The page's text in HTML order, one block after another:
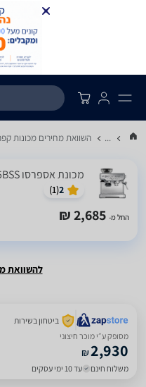
... השוואת מחירים מכונות
‏מכונת אספרסו Breville BES875BSS ברוויל
2
(
1
)
החל מ- 2,685 ₪
להשוואת
ביטחון בשירות
מסופק ע״י מוכר חיצוני
₪2,930
משלוח חינם עד 10 ימי עסקים